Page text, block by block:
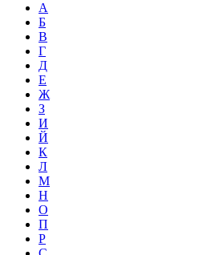
А
Б
В
Г
Д
Е
Ж
З
И
Й
К
Л
М
Н
О
П
Р